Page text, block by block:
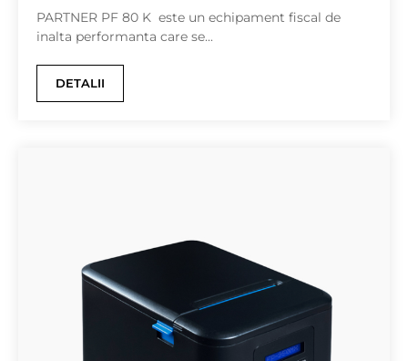
PARTNER PF 80 K este un echipament fiscal de
inalta performanta care se...
DETALII